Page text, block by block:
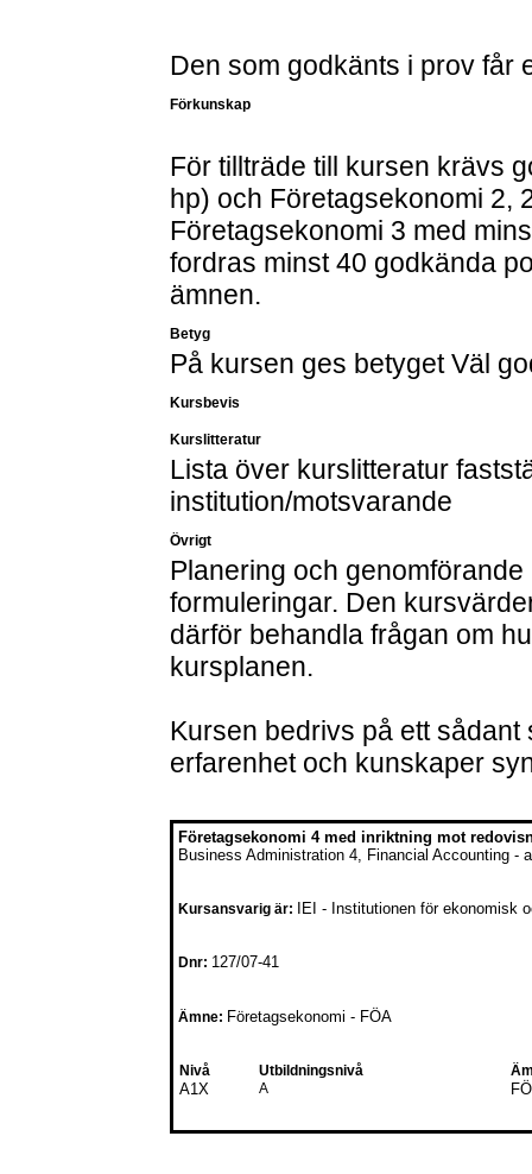
Den som godkänts i prov får
Förkunskap
För tillträde till kursen krävs
hp) och Företagsekonomi 2,
Företagsekonomi 3 med
fordras minst 40 godkända
ämnen.
Betyg
På kursen ges betyget Väl
Kursbevis
Kurslitteratur
Lista över kurslitteratur
institution/motsvarande
Övrigt
Planering och
formuleringar. Den
därför behandla frågan om
kursplanen.
Kursen bedrivs på ett
erfarenhet och kunskaper
Företagsekonomi 4 med inriktning mot
Business Administration 4, Financial Accounting -
Kursansvarig är: IEI - Institutionen för ekonomisk
Dnr: 127/07-41
Ämne: Företagsekonomi - FÖA
Nivå Utbildningsnivå
A1X A